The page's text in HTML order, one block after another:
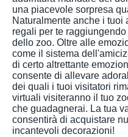
una piacevole sorpresa
Naturalmente anche i tuoi
regali per te
dello zoo. Oltre alle
come il sistema
di certo altrettante
consente di allevare
dei quali i tuoi visitatori
virtuali visiteranno il tuo
che guadagnerai. La tua
consentirà di acquistare
incantevoli decorazioni!